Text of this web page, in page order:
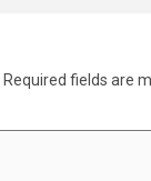
Required fields are